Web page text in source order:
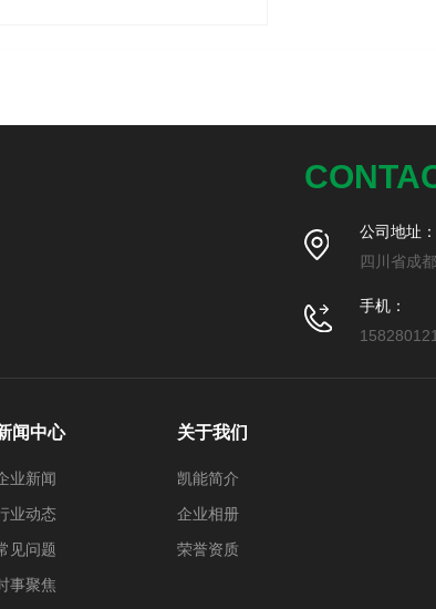
公司地址：
四川省成
手机：
闻中心
业新闻
业动态
见问题
事聚焦
关于我们
凯能简介
企业相册
荣誉资质